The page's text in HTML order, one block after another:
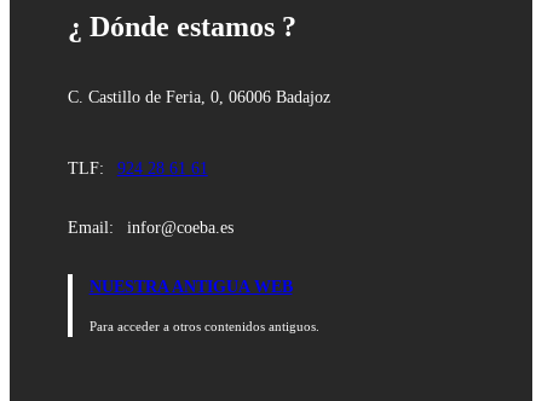
¿ Dónde estamos ?
C. Castillo de Feria, 0, 06006 Badajoz
TLF: 924 28 61 61
Email: infor@coeba.es
NUESTRA ANTIGUA WEB
Para acceder a otros contenidos antiguos.